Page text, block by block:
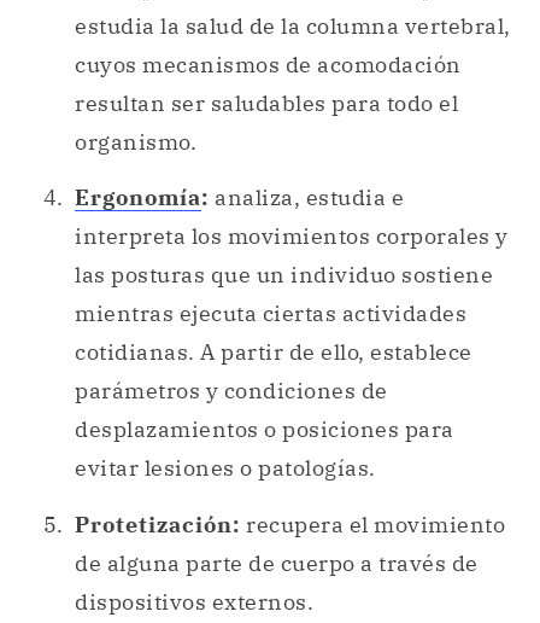
estudia la salud de la columna vertebral,
cuyos mecanismos de acomodación
resultan ser saludables para todo el
organismo.
Ergonomía: analiza, estudia e
interpreta los movimientos corporales y
las posturas que un individuo sostiene
mientras ejecuta ciertas actividades
cotidianas. A partir de ello, establece
parámetros y condiciones de
desplazamientos o posiciones para
evitar lesiones o patologías.
Protetización: recupera el movimiento
de alguna parte de cuerpo a través de
dispositivos externos.